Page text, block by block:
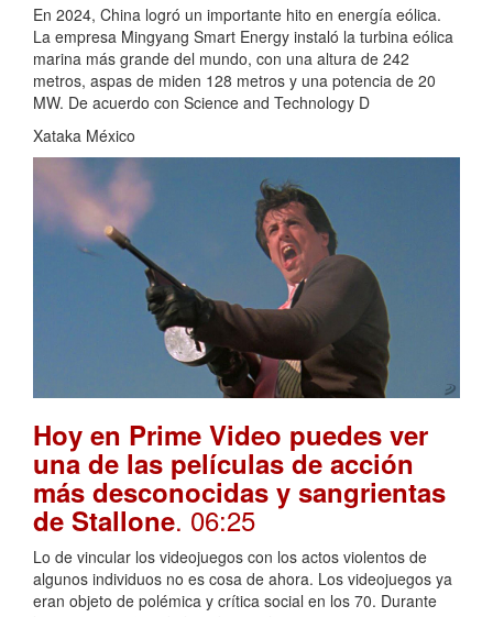
En 2024, China logró un importante hito en energía eólica.
La empresa Mingyang Smart Energy instaló la turbina eólica
marina más grande del mundo, con una altura de 242
metros, aspas de miden 128 metros y una potencia de 20
MW. De acuerdo con Science and Technology D
Xataka México
Hoy en Prime Video puedes ver
una de las películas de acción
más desconocidas y sangrientas
de Stallone. 06:25
Lo de vincular los videojuegos con los actos violentos de
algunos individuos no es cosa de ahora. Los videojuegos ya
eran objeto de polémica y crítica social en los 70. Durante